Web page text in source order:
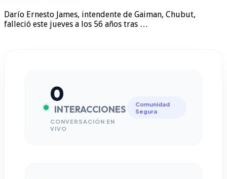
Darío Ernesto James, intendente de Gaiman, Chubut,
falleció este jueves a los 56 años tras …
0
INTERACCIONES
CONVERSACIÓN EN
VIVO
Comunidad
Segura